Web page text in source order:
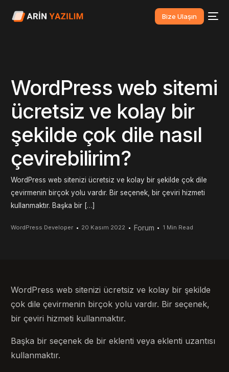
Bize Ulaşın
WordPress web sitemi
ücretsiz ve kolay bir
şekilde çok dile nasıl
çevirebilirim?
WordPress web sitenizi ücretsiz ve kolay bir şekilde çok dile
çevirmenin birçok yolu vardır. Bir seçenek, bir çeviri hizmeti
kullanmaktır. Başka bir […]
WordPress Developer 20 Kasım 2022 Forum 1 Min Read
WordPress web sitenizi ücretsiz ve kolay bir şekilde
çok dile çevirmenin birçok yolu vardır. Bir seçenek,
bir çeviri hizmeti kullanmaktır.
Başka bir seçenek de bir eklenti veya eklenti uzantısı
kullanmaktır.